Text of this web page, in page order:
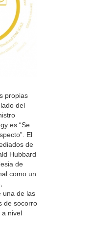
propias
del
es “Se
El
de
Hubbard
de
como un
una de las
de socorro
a nivel